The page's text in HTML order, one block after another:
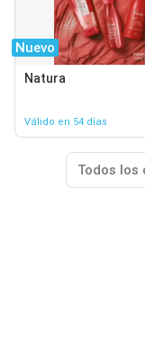
Nuevo
Natura
Válido en 54 días
Todos los